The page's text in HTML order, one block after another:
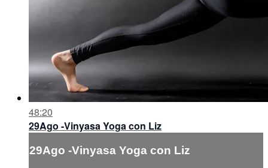
48:20
29Ago -Vinyasa Yoga con Liz
29Ago -Vinyasa Yoga con Liz